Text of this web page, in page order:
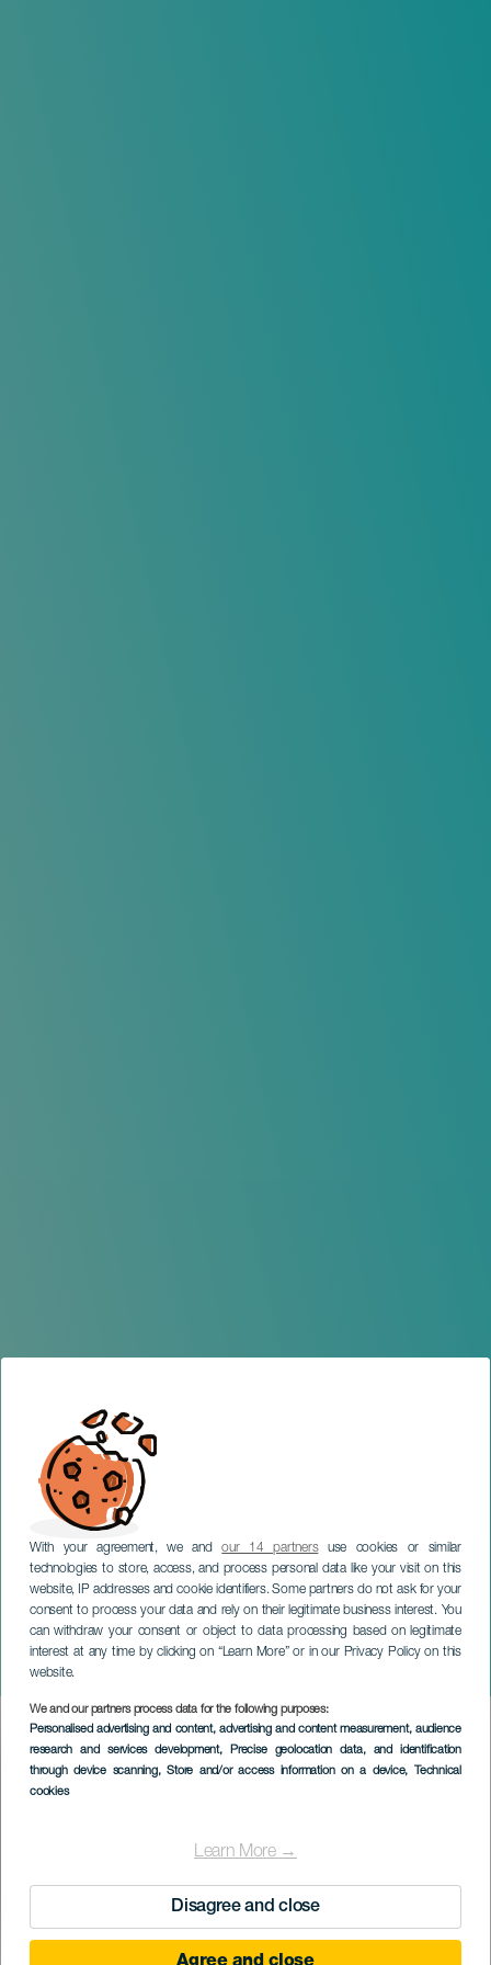
With your agreement, we andour 14 partnersuse cookies or similar
technologies to store, access, and process personal data like your visit on this
website, IP addresses and cookie identifiers. Some partners do not ask for your
consent to process your data and rely on their legitimate business interest. You
can withdraw your consent or object to data processing based on legitimate
interest at any time by clicking on “Learn More” or in our Privacy Policy on this
website.
We and our partners process data for the following purposes:
Personalised advertising and content, advertising and content measurement, audience
research and services development, Precise geolocation data, and identification
through device scanning, Store and/or access information on a device, Technical
cookies
Learn More →
Disagree and close
Viktorija Pilatovic
GRAN CANARIA
Imagen
Listado
TOTEUTUNUT TAPAHTUMA